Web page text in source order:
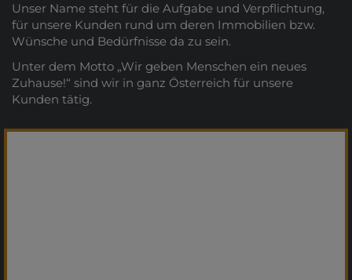
Unser Name steht für die Aufgabe und Verpflichtung,
für unsere Kunden rund um deren Immobilien bzw.
Wünsche und Bedürfnisse da zu sein.
Unter dem Motto „Wir geben Menschen ein neues
Zuhause!“ sind wir in ganz Österreich für unsere
Kunden tätig.